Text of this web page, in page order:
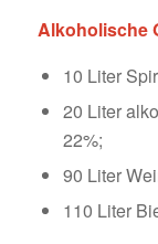
Alkoholische
10 Liter
20 Liter
22%;
90 Liter
110 Liter